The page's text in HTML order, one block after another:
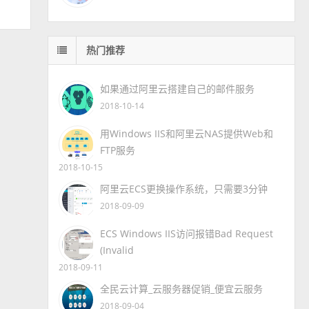
热门推荐
如果通过阿里云搭建自己的邮件服务
2018-10-14
用Windows IIS和阿里云NAS提供Web和
FTP服务
2018-10-15
阿里云ECS更换操作系统，只需要3分钟
2018-09-09
ECS Windows IIS访问报错Bad Request
(Invalid
2018-09-11
全民云计算_云服务器促销_便宜云服务
2018-09-04